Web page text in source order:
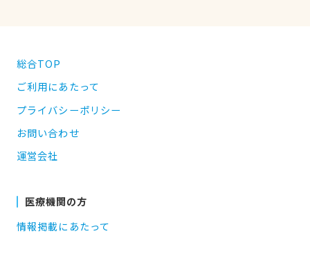
総合TOP
ご利用にあたって
プライバシーポリシー
お問い合わせ
運営会社
医療機関の方
情報掲載にあたって